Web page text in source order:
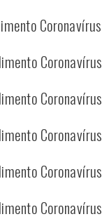
Coronavírus
Coronavírus
Coronavírus
Coronavírus
Coronavírus
Coronavírus